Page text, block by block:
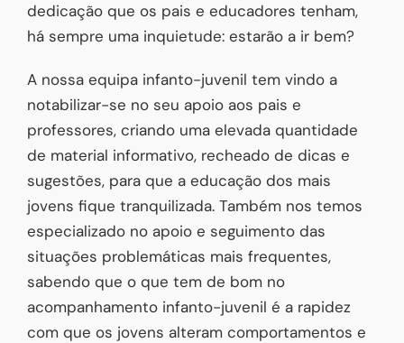
dedicação que os pais e educadores tenham,
há sempre uma inquietude: estarão a ir bem?
A nossa equipa infanto-juvenil tem vindo a
notabilizar-se no seu apoio aos pais e
professores, criando uma elevada quantidade
de material informativo, recheado de dicas e
sugestões, para que a educação dos mais
jovens fique tranquilizada. Também nos temos
especializado no apoio e seguimento das
situações problemáticas mais frequentes,
sabendo que o que tem de bom no
acompanhamento infanto-juvenil é a rapidez
com que os jovens alteram comportamentos e